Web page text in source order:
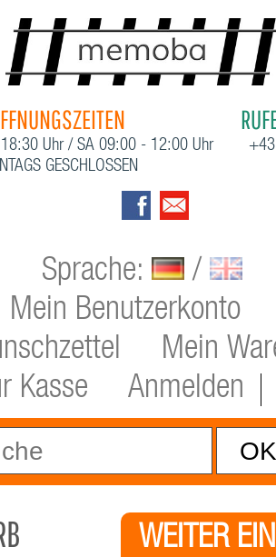
Uhr / SA 09:00 - 12:00 Uhr
GESCHLOSSEN
Sprache:
/
Mein Benutzerkonto
Mein
Kasse
Anmelden
WEITER